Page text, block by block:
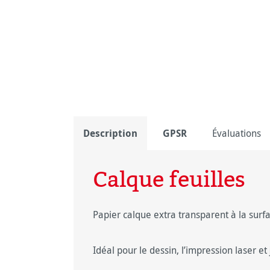
Description GPSR Évaluations
Calque feuilles
Papier calque extra transparent à la
Idéal pour le dessin, l’impression laser et